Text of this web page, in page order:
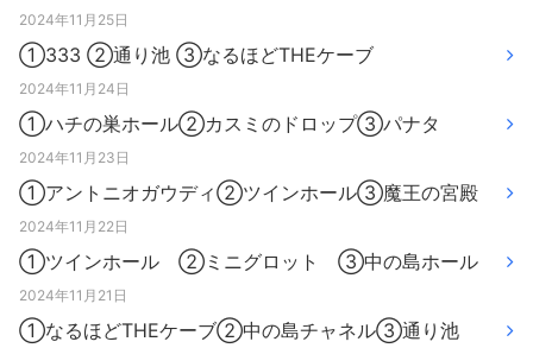
2024年11月25日
①333 ②通り池 ③なるほどTHEケーブ
2024年11月24日
①ハチの巣ホール②カスミのドロップ③パナタ
2024年11月23日
①アントニオガウディ②ツインホール③魔王の宮殿
2024年11月22日
①ツインホール ②ミニグロット ③中の島ホール
2024年11月21日
①なるほどTHEケーブ②中の島チャネル③通り池